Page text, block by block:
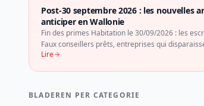
Post-30 septembre 2026 : les nouvelles
anticiper en Wallonie
Fin des primes Habitation le 30/09/2026 : les
Faux conseillers prêts, entreprises qui
vous aux nouvelles fraudes.
Lire
BLADEREN PER CATEGORIE